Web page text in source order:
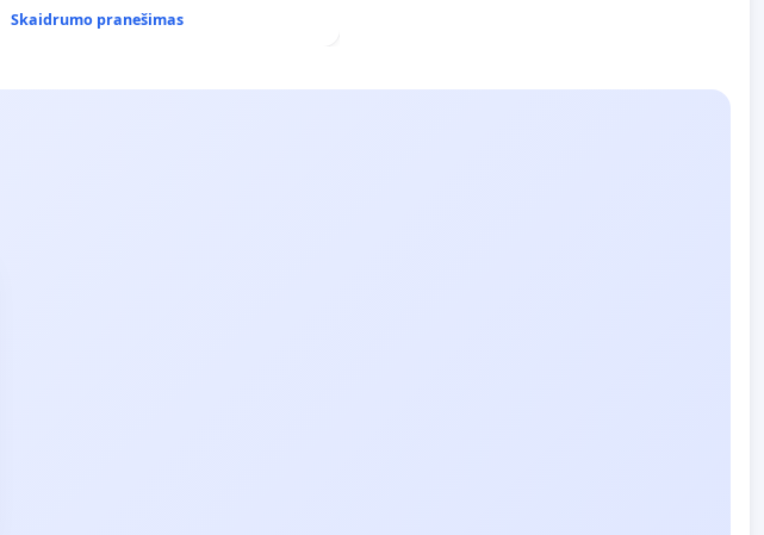
(IŠPIRKIMO) IR JO PRITAIKYMO
VIEŠAJAI ŽELDYNŲ FUNKCIJAI
Skaidrumo pranešimas